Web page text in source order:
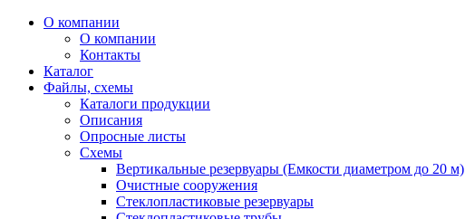
О компании
О компании
Контакты
Каталог
Файлы, схемы
Каталоги продукции
Описания
Опросные листы
Схемы
Вертикальные резервуары (Емкости диаметром до 20 м)
Очистные сооружения
Стеклопластиковые резервуары